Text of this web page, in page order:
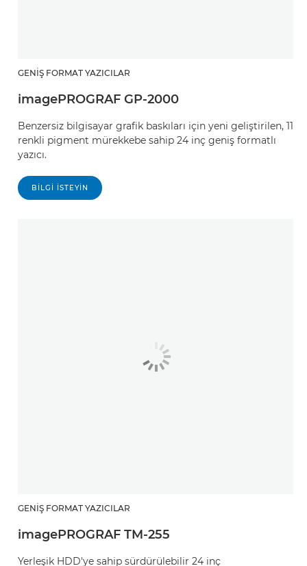
GENIŞ FORMAT YAZICILAR
imagePROGRAF GP-2000
Benzersiz bilgisayar grafik baskıları için yeni geliştirilen, 11
renkli pigment mürekkebe sahip 24 inç geniş formatlı
yazıcı.
BILGI ISTEYIN
GENIŞ FORMAT YAZICILAR
imagePROGRAF TM-255
Yerleşik HDD'ye sahip sürdürülebilir 24 inç